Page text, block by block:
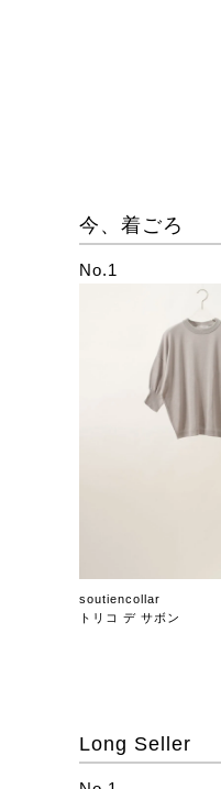
今、着ごろ
No.1
soutiencollar
トリコ デ サボン
Long Seller